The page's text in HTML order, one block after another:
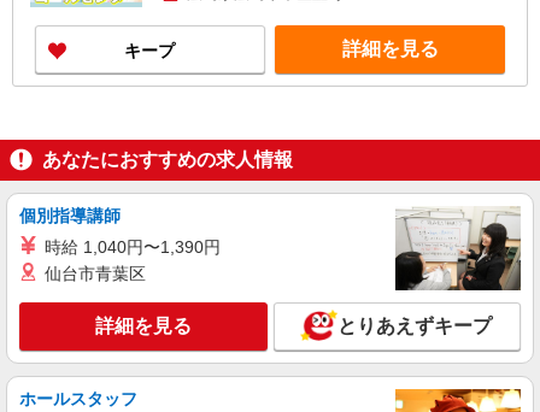
キープ 詳細を見る
あなたにおすすめの求人情報
個別指導講師
時給 1,040円〜1,390円
仙台市青葉区
詳細を見る とりあえずキープ
ホールスタッフ